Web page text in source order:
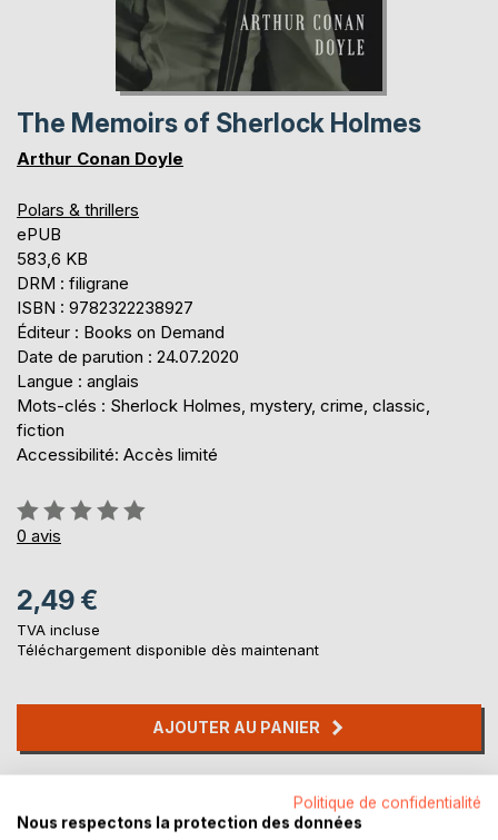
The Memoirs of Sherlock Holmes
Arthur Conan Doyle
Polars & thrillers
ePUB
583,6 KB
DRM : filigrane
ISBN : 9782322238927
Éditeur : Books on Demand
Date de parution : 24.07.2020
Langue : anglais
Mots-clés : Sherlock Holmes, mystery, crime, classic,
fiction
Accessibilité: Accès limité
Évaluation:
0%
0 avis
2,49 €
TVA incluse
Téléchargement disponible dès maintenant
AJOUTER AU PANIER
Laisser un avis
Politique de confidentialité
Nous respectons la protection des données